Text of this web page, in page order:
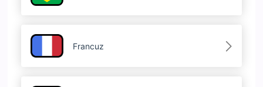
Francuz